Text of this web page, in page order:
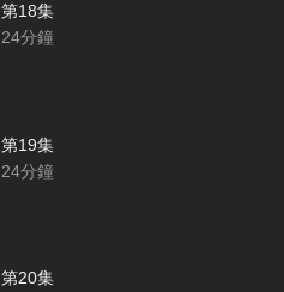
第18集
24分鐘
第19集
24分鐘
第20集